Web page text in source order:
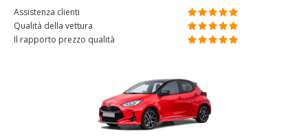
Assistenza clienti
Qualità della vettura
Il rapporto prezzo qualità